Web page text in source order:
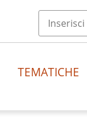
TEMATICHE